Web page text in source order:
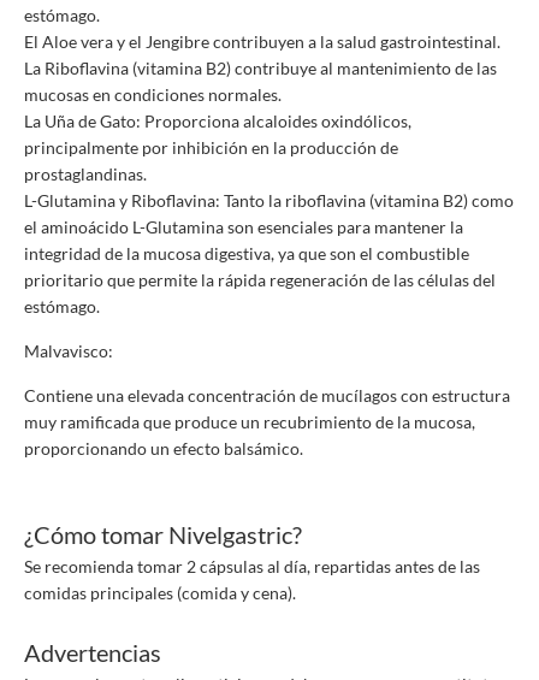
estómago.
El Aloe vera y el Jengibre contribuyen a la salud gastrointestinal.
La Riboflavina (vitamina B2) contribuye al mantenimiento de las
mucosas en condiciones normales.
La Uña de Gato: Proporciona alcaloides oxindólicos,
principalmente por inhibición en la producción de
prostaglandinas.
L-Glutamina y Riboflavina: Tanto la riboflavina (vitamina B2) como
el aminoácido L-Glutamina son esenciales para mantener la
integridad de la mucosa digestiva, ya que son el combustible
prioritario que permite la rápida regeneración de las células del
estómago.
Malvavisco:
Contiene una elevada concentración de mucílagos con estructura
muy ramificada que produce un recubrimiento de la mucosa,
proporcionando un efecto balsámico.
¿Cómo tomar Nivelgastric?
Se recomienda tomar 2 cápsulas al día, repartidas antes de las
comidas principales (comida y cena).
Advertencias